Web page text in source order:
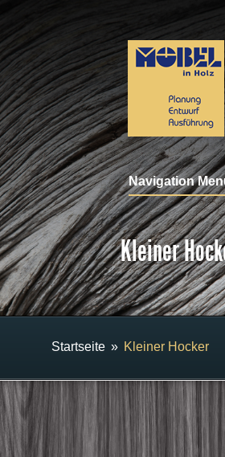
Navigation
Kleiner
Startseite » Kleiner Hocker